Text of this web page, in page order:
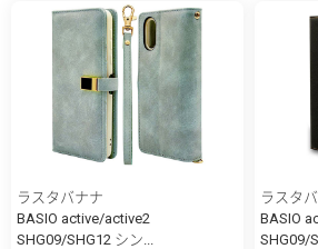
ラスタバナナ
BASIO active/active2
SHG09/SHG12 シン...
ラスタ
BASIO
SHG09/